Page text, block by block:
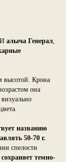
алыча Генерал,
высотой. Крона
она
визуально
названию
50-70 г.
спелости
темно-